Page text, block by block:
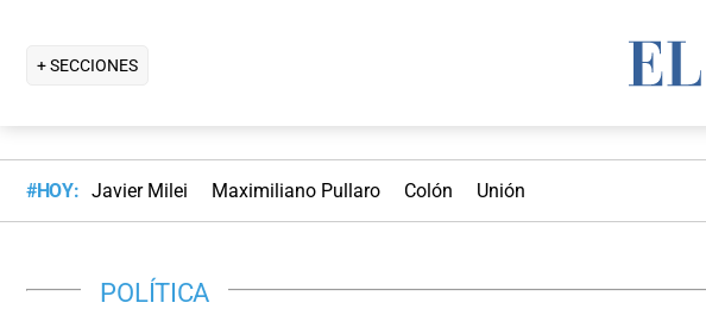
+ SECCIONES
#HOY: Javier Milei Maximiliano Pullaro Colón Unión
POLÍTICA